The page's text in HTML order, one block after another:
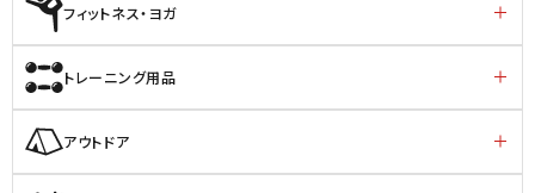
フィットネス・ヨガ
トレーニング用品
アウトドア